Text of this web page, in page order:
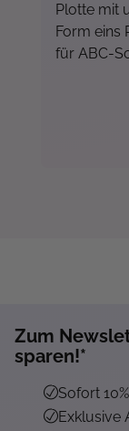
Plotte mit
Form eins
für ABC-
Zum
sparen!*
Sofort
Exklusive